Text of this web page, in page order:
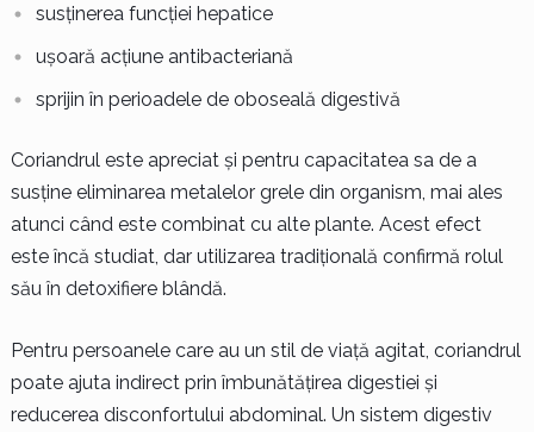
susținerea funcției hepatice
ușoară acțiune antibacteriană
sprijin în perioadele de oboseală digestivă
Coriandrul este apreciat și pentru capacitatea sa de a
susține eliminarea metalelor grele din organism, mai ales
atunci când este combinat cu alte plante. Acest efect
este încă studiat, dar utilizarea tradițională confirmă rolul
său în detoxifiere blândă.
Pentru persoanele care au un stil de viață agitat, coriandrul
poate ajuta indirect prin îmbunătățirea digestiei și
reducerea disconfortului abdominal. Un sistem digestiv